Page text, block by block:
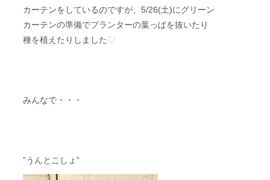
カーテンをしているのですが、5/26(土)にグリーン
カーテンの準備でプランターの葉っぱを抜いたり
種を植えたりしました♡
みんなで・・・
”うんとこしょ”